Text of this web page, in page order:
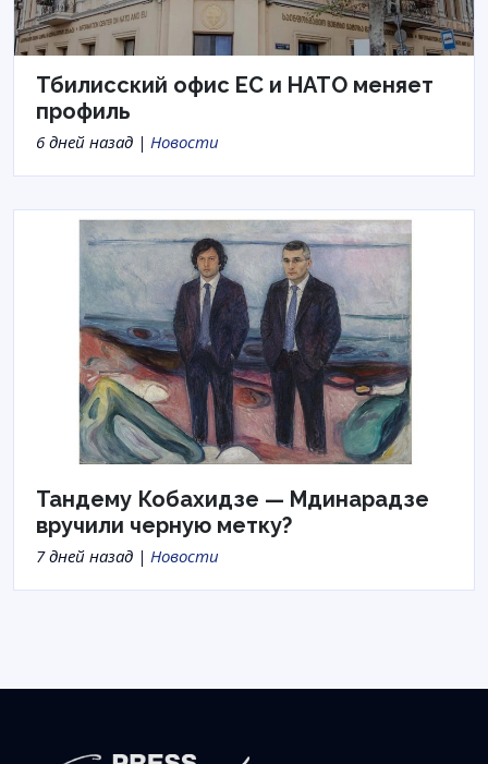
Тбилисский офис ЕС и НАТО меняет
профиль
6 дней назад | Новости
Тандему Кобахидзе — Мдинарадзе
вручили черную метку?
7 дней назад | Новости